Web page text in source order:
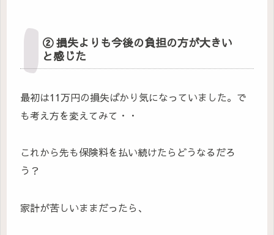
② 損失よりも今後の負担の方が大きい
と感じた
最初は11万円の損失ばかり気になっていました。で
も考え方を変えてみて・・
これから先も保険料を払い続けたらどうなるだろ
う？
家計が苦しいままだったら、